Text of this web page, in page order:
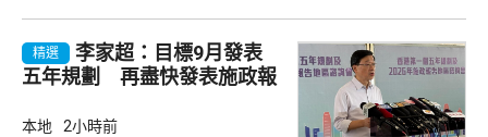
精選
李家超：目標9月發表
五年規劃 再盡快發表施政報
本地 2小時前